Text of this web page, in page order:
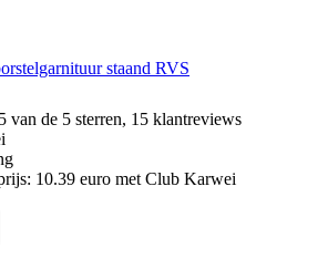
staand RVS
van de 5 sterren, 15 klantreviews
10.39 euro met Club Karwei